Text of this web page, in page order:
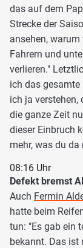
das auf dem
Strecke der
ansehen,
Fahrern und
verlieren."
ich das gesamte
ich ja verstehen,
die ganze Zeit
dieser Einbruch
mehr, was du
08:16 Uhr
Defekt bremst
Auch Fermin
hatte beim
tun: "Es gab ein
bekannt. Das ist